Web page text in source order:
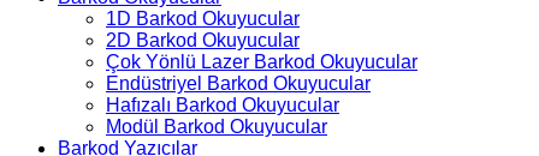
1D Barkod Okuyucular
2D Barkod Okuyucular
Çok Yönlü Lazer Barkod Okuyucular
Endüstriyel Barkod Okuyucular
Hafızalı Barkod Okuyucular
Modül Barkod Okuyucular
Barkod Yazıcılar